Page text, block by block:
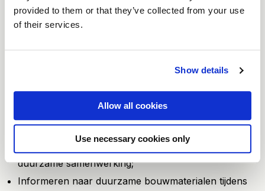
provided to them or that they’ve collected from your use
of their services.
Show details
Allow all cookies
Use necessary cookies only
het minimaliseren van monoverpakkingen bij,
vleeswaren, kaas, yoghurt, muesli, cornflakes,
die duurzame goederen leveren of leveranciers met
wie een duurzaamheidsverklaring is ondertekend.
Door het ondertekenen van de
duurzaamheidsverklaring geeft de leverancier aan dat
hij zich inzet voor verantwoord ondernemen en een
duurzame samenwerking;
Informeren naar duurzame bouwmaterialen tijdens